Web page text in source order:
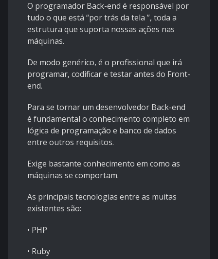
O programador Back-end é responsável por
tudo o que está “por trás da tela ”, toda a
estrutura que suporta nossas ações nas
máquinas.
De modo genérico, é o profissional que irá
programar, codificar e testar antes do Front-
end.
Para se tornar um desenvolvedor Back-end
é fundamental o conhecimento completo em
lógica de programação e banco de dados
entre outros requisitos.
Exige bastante conhecimento em como as
máquinas se comportam.
As principais tecnologias entre as muitas
existentes são:
• PHP
• Ruby